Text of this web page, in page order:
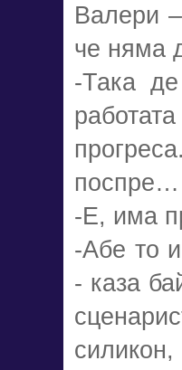
Валери
че няма
-Така
поспре…
-Е, има
-Абе то
- каза